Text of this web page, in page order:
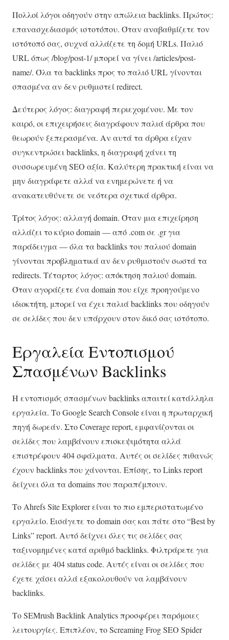
Πολλοί λόγοι οδηγούν στην απώλεια backlinks. Πρώτος:
επανασχεδιασμός ιστοτόπου. Όταν αναβαθμίζετε τον
ιστότοπό σας, συχνά αλλάζετε τη δομή URLs. Παλιό
URL όπως /blog/post-1/ μπορεί να γίνει /articles/post-
name/. Όλα τα backlinks προς το παλιό URL γίνονται
σπασμένα αν δεν ρυθμιστεί redirect.
Δεύτερος λόγος: διαγραφή περιεχομένου. Με τον
καιρό, οι επιχειρήσεις διαγράφουν παλιά άρθρα που
θεωρούν ξεπερασμένα. Αν αυτά τα άρθρα είχαν
συγκεντρώσει backlinks, η διαγραφή χάνει τη
συσσωρευμένη SEO αξία. Καλύτερη πρακτική είναι να
μην διαγράφετε αλλά να ενημερώνετε ή να
ανακατευθύνετε σε νεότερα σχετικά άρθρα.
Τρίτος λόγος: αλλαγή domain. Όταν μια επιχείρηση
αλλάζει το κύριο domain — από .com σε .gr για
παράδειγμα — όλα τα backlinks του παλιού domain
γίνονται προβληματικά αν δεν ρυθμιστούν σωστά τα
redirects. Τέταρτος λόγος: απόκτηση παλιού domain.
Όταν αγοράζετε ένα domain που είχε προηγούμενο
ιδιοκτήτη, μπορεί να έχει παλιά backlinks που οδηγούν
σε σελίδες που δεν υπάρχουν στον δικό σας ιστότοπο.
Εργαλεία Εντοπισμού
Σπασμένων Backlinks
Η εντοπισμός σπασμένων backlinks απαιτεί κατάλληλα
εργαλεία. Το Google Search Console είναι η πρωταρχική
πηγή δωρεάν. Στο Coverage report, εμφανίζονται οι
σελίδες που λαμβάνουν επισκεψιμότητα αλλά
επιστρέφουν 404 σφάλματα. Αυτές οι σελίδες πιθανώς
έχουν backlinks που χάνονται. Επίσης, το Links report
δείχνει όλα τα domains που παραπέμπουν.
Το Ahrefs Site Explorer είναι το πιο εμπεριστατωμένο
εργαλείο. Εισάγετε το domain σας και πάτε στο “Best by
Links” report. Αυτό δείχνει όλες τις σελίδες σας
ταξινομημένες κατά αριθμό backlinks. Φιλτράρετε για
σελίδες με 404 status code. Αυτές είναι οι σελίδες που
έχετε χάσει αλλά εξακολουθούν να λαμβάνουν
backlinks.
Το SEMrush Backlink Analytics προσφέρει παρόμοιες
λειτουργίες. Επιπλέον, το Screaming Frog SEO Spider